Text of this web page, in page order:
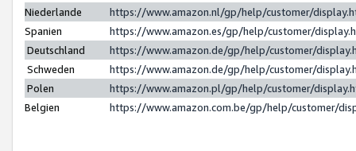
Niederlande
https://www.amazon.nl/gp/help/customer/
Spanien
https://www.amazon.es/gp/help/customer/
Deutschland
https://www.amazon.de/gp/help/customer/
Schweden
https://www.amazon.de/gp/help/customer/
Polen
https://www.amazon.pl/gp/help/customer/
Belgien
https://www.amazon.com.be/gp/help/customer/